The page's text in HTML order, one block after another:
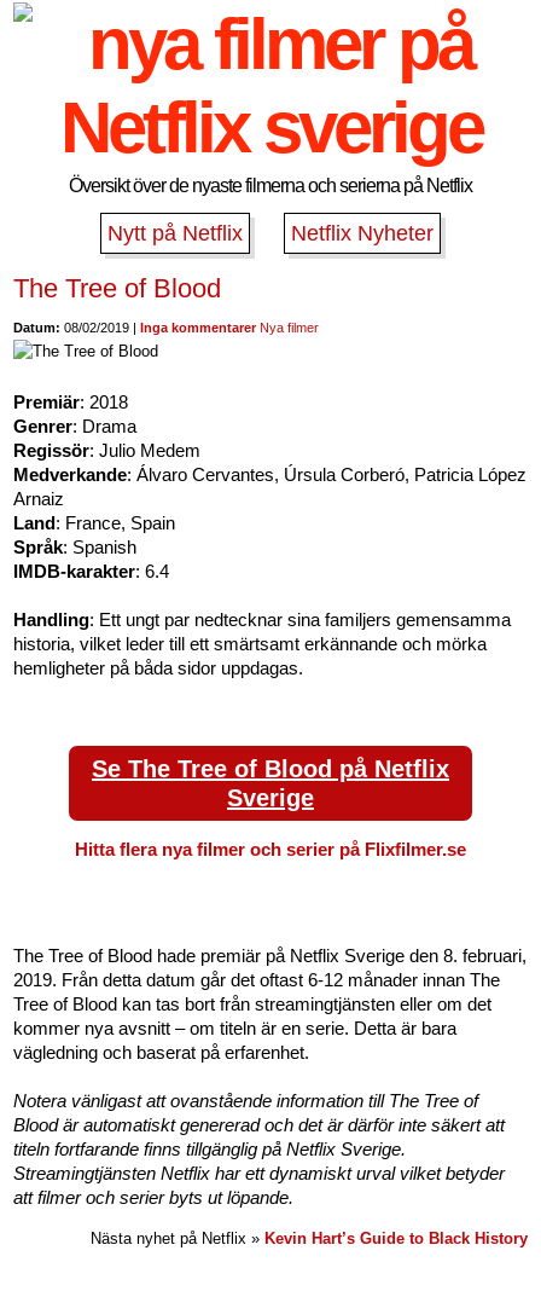
Översikt över de nyaste filmerna och serierna på Netflix
Nytt på Netflix Netflix Nyheter
The Tree of Blood
Datum: 08/02/2019 |Inga kommentarer Nya filmer
Premiär: 2018
Genrer: Drama
Regissör: Julio Medem
Medverkande: Álvaro Cervantes, Úrsula Corberó, Patricia López
Arnaiz
Land: France, Spain
Språk: Spanish
IMDB-karakter: 6.4
Handling: Ett ungt par nedtecknar sina familjers gemensamma
historia, vilket leder till ett smärtsamt erkännande och mörka
hemligheter på båda sidor uppdagas.
Se The Tree of Blood på Netflix
Sverige
Hitta flera nya filmer och serier på Flixfilmer.se
The Tree of Blood hade premiär på Netflix Sverige den 8. februari,
2019. Från detta datum går det oftast 6-12 månader innan The
Tree of Blood kan tas bort från streamingtjänsten eller om det
kommer nya avsnitt – om titeln är en serie. Detta är bara
vägledning och baserat på erfarenhet.
Notera vänligast att ovanstående information till The Tree of
Blood är automatiskt genererad och det är därför inte säkert att
titeln fortfarande finns tillgänglig på Netflix Sverige.
Streamingtjänsten Netflix har ett dynamiskt urval vilket betyder
att filmer och serier byts ut löpande.
Nästa nyhet på Netflix » Kevin Hart’s Guide to Black History